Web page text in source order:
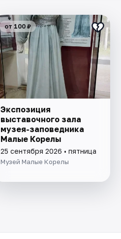
от 100 ₽
Экспозиция
выставочного зала
музея-заповедника
Малые Корелы
25 сентября 2026 • пятница
Музей Малые Корелы